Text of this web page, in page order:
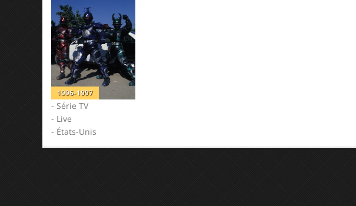
1996-1997
- Série TV
- Live
- États-Unis